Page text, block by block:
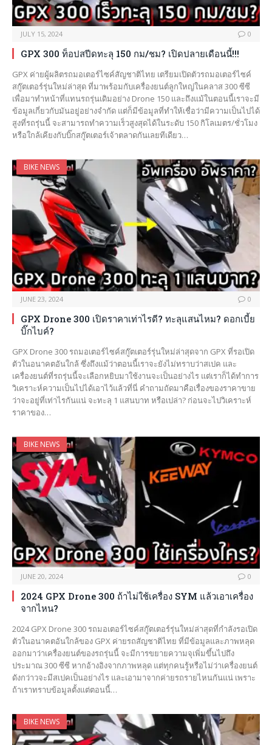
JULY 15, 2024 0
GPX 300 ท็อปสปีดทะลุ 150 กม/ชม? เปิดปลายเดือนนี้!!!
GPX ค่ายผู้ผลิตรถมอเตอร์ไซค์สัญชาติไทย เตรียมเปิดตัวรถมอเตอร์ไซค์
สกู๊ตเตอร์รุ่นใหม่ล่าสุด ที่มาพร้อมกับเครื่องยนต์ลูกใหญ่ในคลาส 300 ซีซี
เพื่อมาทำหน้าที่แทนรถรุ่นเดิมอย่าง Drone 150 และถึงแม้ในตอนนี้เราจะมี
ข้อมูลเกี่ยวกับมันอยู่อย่างจำกัด แต่ก็มีข้อมูลที่ทำให้เชื่อว่ามีความเป็นไปได้
สูงที่รถรุ่นนี้ จะสามารถทำความเร็วสูงสุดได้ในระดับ 150 กิโลเมตร/ชั่วโมง
หรือใกล้เคียงกับบิ๊กสกู๊ตเตอร์เจ้าตลาดกันเลยทีเดียว…
BIKE NEWS
JUNE 23, 2024 0
GPX Drone 300 เปิดราคาเท่าไรดี? ทะลุแสนไหม? ดอกเบี้ย
บิ๊กไบค์?
GPX Drone 300 รถมอเตอร์ไซค์สกู๊ตเตอร์รุ่นใหม่ล่าสุดจาก GPX ที่รอเปิด
ตัวในอนาคตอันใกล้ ซึ่งถึงแม้ว่าตอนนี้เราจะยังไม่ทราบว่าสเปค และ
เครื่องยนต์ที่รถรุ่นนี้จะเลือกหยิบมาใช้งานจะเป็นอย่างไร แต่เราก็ได้ทำการ
วิเคราะห์ความเป็นไปได้เอาไว้แล้วที่นี่ คำถามถัดมาคือเรื่องของราคาขาย
ว่าจะอยู่ที่เท่าไรกันแน่ จะทะลุ 1 แสนบาท หรือเปล่า? ก่อนจะไปวิเคราะห์
ราคาของ…
BIKE NEWS
JUNE 20, 2024 0
2024 GPX Drone 300 ถ้าไม่ใช้เครื่อง SYM แล้วเอาเครื่อง
จากไหน?
2024 GPX Drone 300 รถมอเตอร์ไซค์สกู๊ตเตอร์รุ่นใหม่ล่าสุดที่กำลังรอเปิด
ตัวในอนาคตอันใกล้ของ GPX ค่ายรถสัญชาติไทย ที่มีข้อมูลและภาพหลุด
ออกมาว่าเครื่องยนต์ของรถรุ่นนี้ จะมีการขยายความจุเพิ่มขึ้นไปถึง
ประมาณ 300 ซีซี หากอ้างอิงจากภาพหลุด แต่ทุกคนรู้หรือไม่ว่าเครื่องยนต์
ดังกว่าวจะมีสเปคเป็นอย่างไร และเอามาจากค่ายรถรายไหนกันแน่ เพราะ
ถ้าเราทราบข้อมูลตั้งแต่ตอนนี้…
BIKE NEWS